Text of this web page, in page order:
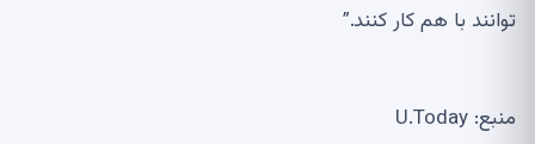
توانند با هم کار کنند.”
منبع: U.Today